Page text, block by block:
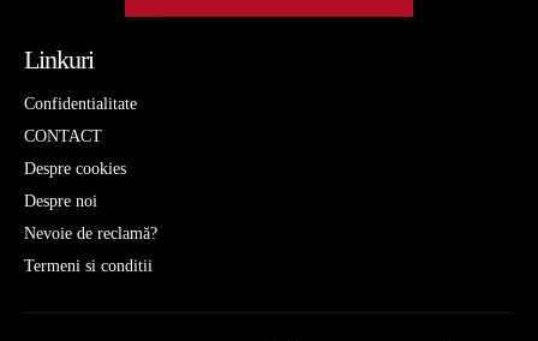
Linkuri
Confidentialitate
CONTACT
Despre cookies
Despre noi
Nevoie de reclamă?
Termeni si conditii